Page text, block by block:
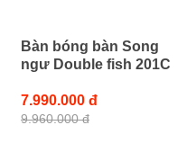
Bàn bóng bàn Song
ngư Double fish 201C
7.990.000 đ
9.960.000 đ